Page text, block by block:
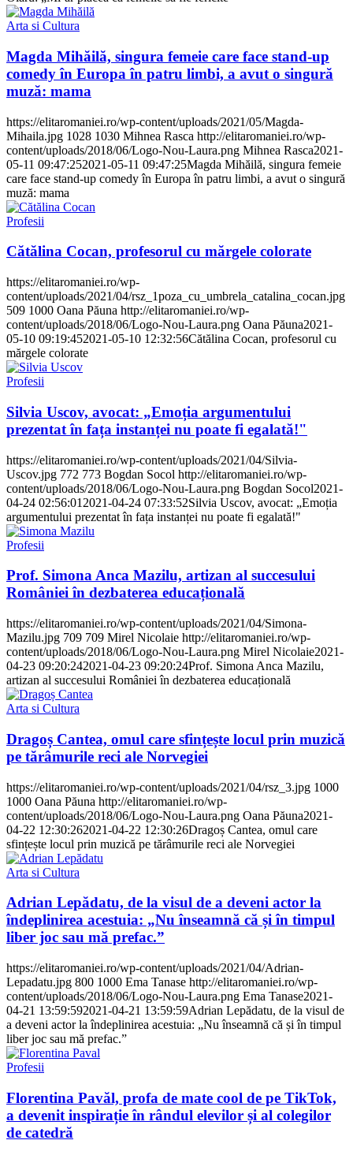
Arta si Cultura
Magda Mihăilă, singura femeie care face stand-up
comedy în Europa în patru limbi, a avut o singură
muză: mama
https://elitaromaniei.ro/wp-content/uploads/2021/05/Magda-
Mihaila.jpg 1028 1030 Mihnea Rasca http://elitaromaniei.ro/wp-
content/uploads/2018/06/Logo-Nou-Laura.png Mihnea Rasca2021-
05-11 09:47:252021-05-11 09:47:25Magda Mihăilă, singura femeie
care face stand-up comedy în Europa în patru limbi, a avut o singură
muză: mama
Profesii
Cătălina Cocan, profesorul cu mărgele colorate
https://elitaromaniei.ro/wp-
content/uploads/2021/04/rsz_1poza_cu_umbrela_catalina_cocan.jpg
509 1000 Oana Păuna http://elitaromaniei.ro/wp-
content/uploads/2018/06/Logo-Nou-Laura.png Oana Păuna2021-
05-10 09:19:452021-05-10 12:32:56Cătălina Cocan, profesorul cu
mărgele colorate
Profesii
Silvia Uscov, avocat: „Emoția argumentului
prezentat în fața instanței nu poate fi egalată!"
https://elitaromaniei.ro/wp-content/uploads/2021/04/Silvia-
Uscov.jpg 772 773 Bogdan Socol http://elitaromaniei.ro/wp-
content/uploads/2018/06/Logo-Nou-Laura.png Bogdan Socol2021-
04-24 02:56:01 2021-04-24 07:33:52Silvia Uscov, avocat: „Emoția
argumentului prezentat în fața instanței nu poate fi egalată!"
Profesii
Prof. Simona Anca Mazilu, artizan al succesului
României în dezbaterea educațională
https://elitaromaniei.ro/wp-content/uploads/2021/04/Simona-
Mazilu.jpg 709 709 Mirel Nicolaie http://elitaromaniei.ro/wp-
content/uploads/2018/06/Logo-Nou-Laura.png Mirel Nicolaie2021-
04-23 09:20:242021-04-23 09:20:24Prof. Simona Anca Mazilu,
artizan al succesului României în dezbaterea educațională
Arta si Cultura
Dragoș Cantea, omul care sfințește locul prin muzică
pe tărâmurile reci ale Norvegiei
https://elitaromaniei.ro/wp-content/uploads/2021/04/rsz_3.jpg 1000
1000 Oana Păuna http://elitaromaniei.ro/wp-
content/uploads/2018/06/Logo-Nou-Laura.png Oana Păuna2021-
04-22 12:30:262021-04-22 12:30:26Dragoș Cantea, omul care
sfințește locul prin muzică pe tărâmurile reci ale Norvegiei
Arta si Cultura
Adrian Lepădatu, de la visul de a deveni actor la
îndeplinirea acestuia: „Nu înseamnă că și în timpul
liber joc sau mă prefac.”
https://elitaromaniei.ro/wp-content/uploads/2021/04/Adrian-
Lepadatu.jpg 800 1000 Ema Tanase http://elitaromaniei.ro/wp-
content/uploads/2018/06/Logo-Nou-Laura.png Ema Tanase2021-
04-21 13:59:592021-04-21 13:59:59Adrian Lepădatu, de la visul de
a deveni actor la îndeplinirea acestuia: „Nu înseamnă că și în timpul
liber joc sau mă prefac.”
Profesii
Florentina Pavăl, profa de mate cool de pe TikTok,
a devenit inspirație în rândul elevilor și al colegilor
de catedră